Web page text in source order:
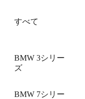
すべて
BMW 3シリー
ズ
BMW 7シリー